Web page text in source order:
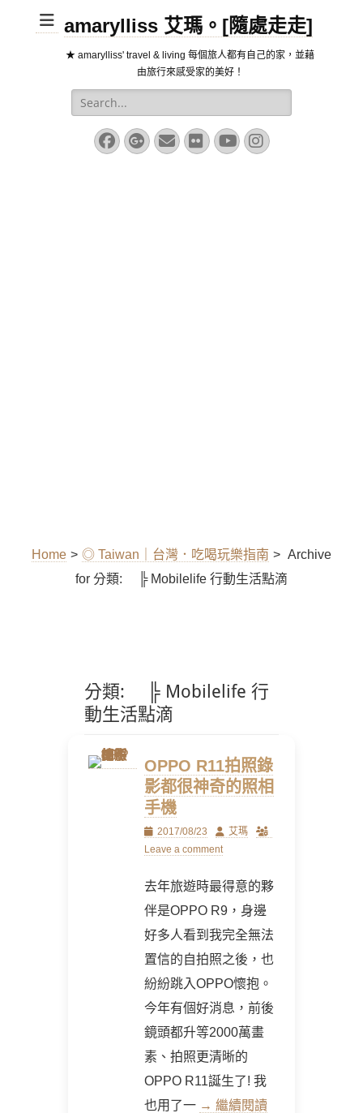
amarylliss 艾瑪。[隨處走走]
★ amarylliss' travel & living 每個旅人都有自己的家，並藉
由旅行來感受家的美好！
Search
for:
Facebook
Googleplus
EmailFlickrYouTube
Instagram
Home > ◎ Taiwan｜台灣．吃喝玩樂指南 > Archive
for 分類: ╠ Mobilelife 行動生活點滴
分類:
╠ Mobilelife 行
動生活點滴
OPPO R11拍照錄
影都很神奇的照相
手機
Posted
on
2017/08/23 Author
艾瑪
Leave a comment
去年旅遊時最得意的夥
伴是OPPO R9，身邊
好多人看到我完全無法
置信的自拍照之後，也
紛紛跳入OPPO懷抱。
今年有個好消息，前後
鏡頭都升等2000萬畫
素、拍照更清晰的
OPPO R11誕生了! 我
也用了一 → 繼續閱讀